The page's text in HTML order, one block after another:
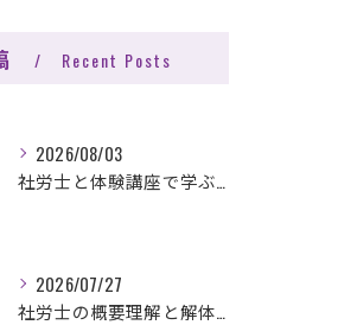
Recent Posts
2026/08/03
社労士と体験講座で学ぶ解体工事の基本と効率的な資格取得へのヒント
2026/07/27
社労士の概要理解と解体工事現場で活きる知識と資格の活用方法を徹底解説